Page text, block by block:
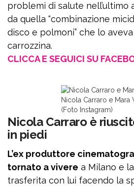
problemi di salute nell’ultimo
da quella “combinazione
disco e polmoni” che lo
carrozzina.
CLICCA E SEGUICI SU
Nicola Carraro e Mara
(Foto Instagram)
Nicola Carraro è
in piedi
L’ex produttore
tornato a vivere a Milano e
trasferita con lui facendo la